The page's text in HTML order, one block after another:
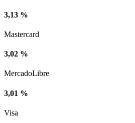
3,13 %
Mastercard
3,02 %
MercadoLibre
3,01 %
Visa